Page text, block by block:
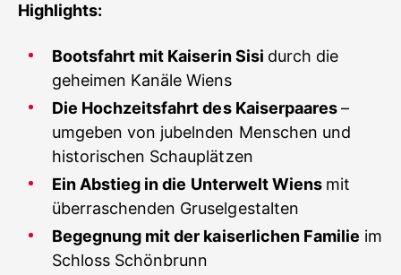
Highlights:
Bootsfahrt mit Kaiserin Sisi durch die
geheimen Kanäle Wiens
Die Hochzeitsfahrt des Kaiserpaares–
umgeben von jubelnden Menschen und
historischen Schauplätzen
Ein Abstieg in die Unterwelt Wiens mit
überraschenden Gruselgestalten
Begegnung mit der kaiserlichen Familie im
Schloss Schönbrunn